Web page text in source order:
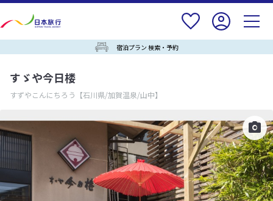
宿泊プラン 検索・予約
すゞや今日楼
すずやこんにちろう 【石川県/加賀温泉/山中】